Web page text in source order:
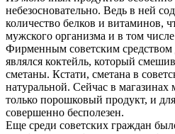
небезосновательно. Ведь в ней
количество белков и витаминов,
мужского организма и в том
Фирменным советским
являлся коктейль, который
сметаны. Кстати, сметана в
натуральной. Сейчас в
только порошковый продукт, и
совершенно бесполезен.
Еще среди советских граждан